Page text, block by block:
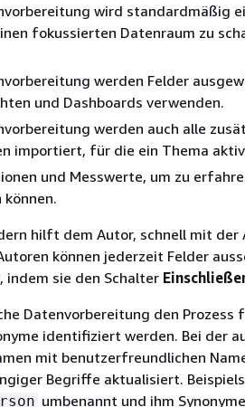
wird standardmäßig
fokussierten Datenraum zu
werden Felder
und Dashboards verwenden.
werden auch alle
importiert, für die ein Thema
und Messwerte, um zu
hilft dem Autor, schnell mit der
können jederzeit Felder
sie den Schalter
Datenvorbereitung den Prozess
identifiziert werden. Bei der
mit benutzerfreundlichen
Begriffe aktualisiert.
umbenannt und ihm